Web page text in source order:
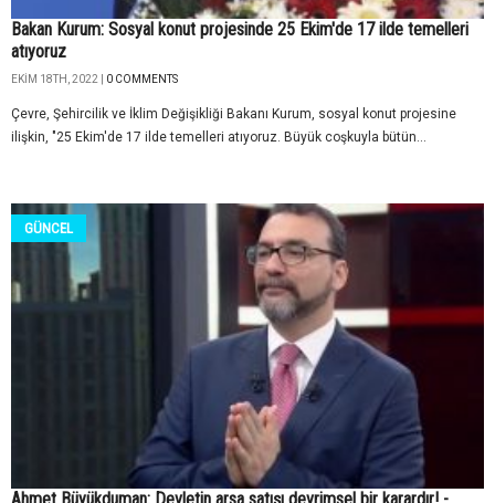
Bakan Kurum: Sosyal konut projesinde 25 Ekim'de 17 ilde temelleri
atıyoruz
EKIM 18TH, 2022 | 0 COMMENTS
Çevre, Şehircilik ve İklim Değişikliği Bakanı Kurum, sosyal konut projesine
ilişkin, "25 Ekim'de 17 ilde temelleri atıyoruz. Büyük coşkuyla bütün...
GÜNCEL